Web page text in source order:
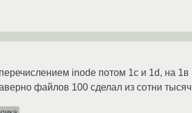
inode потом 1с и 1d, на
файлов 100 сделал из сотни